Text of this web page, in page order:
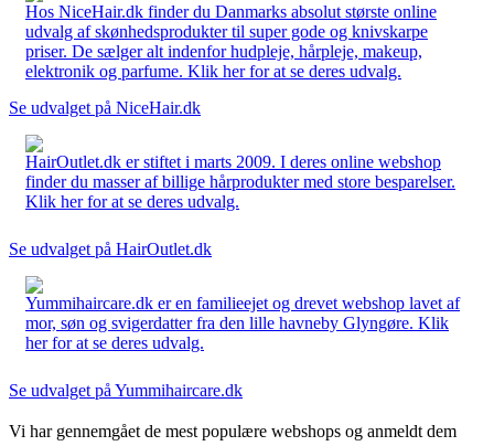
Hos NiceHair.dk finder du Danmarks absolut største online
udvalg af skønhedsprodukter til super gode og knivskarpe
priser. De sælger alt indenfor hudpleje, hårpleje, makeup,
elektronik og parfume. Klik her for at se deres udvalg.
Se udvalget på NiceHair.dk
HairOutlet.dk er stiftet i marts 2009. I deres online webshop
finder du masser af billige hårprodukter med store besparelser.
Klik her for at se deres udvalg.
Se udvalget på HairOutlet.dk
Yummihaircare.dk er en familieejet og drevet webshop lavet af
mor, søn og svigerdatter fra den lille havneby Glyngøre. Klik
her for at se deres udvalg.
Se udvalget på Yummihaircare.dk
Vi har gennemgået de mest populære webshops og anmeldt dem